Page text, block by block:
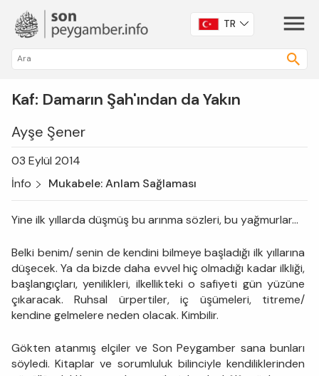
TR
Kaf: Damarın Şah'ından da Yakın
Ayşe Şener
03 Eylül 2014
İnfo
Mukabele: Anlam Sağlaması
Yine ilk yıllarda düşmüş bu arınma sözleri, bu yağmurlar...
Belki benim/ senin de kendini bilmeye başladığı ilk yıllarına
düşecek. Ya da bizde daha evvel hiç olmadığı kadar ilkliği,
başlangıçları, yenilikleri, ilkellikteki o safiyeti gün yüzüne
çıkaracak. Ruhsal ürpertiler, iç üşümeleri, titreme/
kendine gelmelere neden olacak. Kimbilir.
Gökten atanmış elçiler ve Son Peygamber sana bunları
söyledi. Kitaplar ve sorumluluk bilinciyle kendiliklerinden